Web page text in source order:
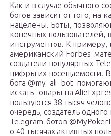
Как и в случае обычного
ботов зависит от того, на
нацелены. Боты,
конечных пользователей,
инструментов. К примеру,
американский Forbes
создатели популярных
цифры их посещаемости. В
бота @my_ali_bot,
искать товары на
пользуются 38 тысяч
очередь, создатель
Telegram-ботов
о 40 тысячах активных